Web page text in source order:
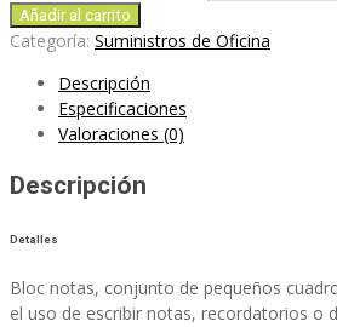
Añadir al carrito
Categoría: Suministros de Oficina
Descripción
Especificaciones
Valoraciones (0)
Descripción
Detalles
Bloc notas, conjunto de pequeños
el uso de escribir notas, recordatorios o